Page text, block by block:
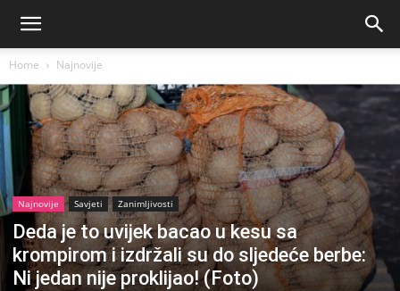
Home Najnovije
Najnovije Savjeti Zanimljivosti
Deda je to uvijek bacao u kesu sa
krompirom i izdržali su do sljedeće berbe:
Ni jedan nije proklijao! (Foto)